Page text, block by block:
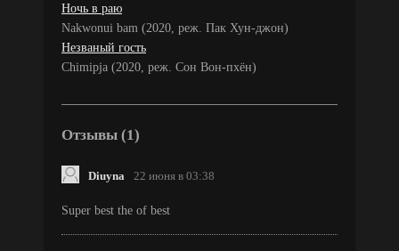
Ночь в раю
Nakwonui bam (2020, реж. Пак Хун-джон)
Незваный гость
Chimipja (2020, реж. Сон Вон-пхён)
Отзывы (1)
Diuyna 22 июня в 03:38
Super best the of best